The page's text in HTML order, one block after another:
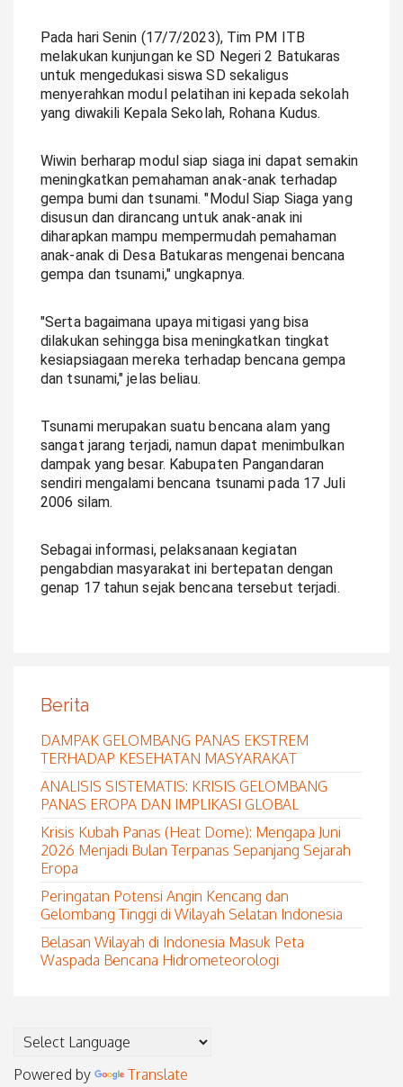
Pada hari Senin (17/7/2023), Tim PM ITB
melakukan kunjungan ke SD Negeri 2 Batukaras
untuk mengedukasi siswa SD sekaligus
menyerahkan modul pelatihan ini kepada sekolah
yang diwakili Kepala Sekolah, Rohana Kudus.
Wiwin berharap modul siap siaga ini dapat semakin
meningkatkan pemahaman anak-anak terhadap
gempa bumi dan tsunami. "Modul Siap Siaga yang
disusun dan dirancang untuk anak-anak ini
diharapkan mampu mempermudah pemahaman
anak-anak di Desa Batukaras mengenai bencana
gempa dan tsunami," ungkapnya.
"Serta bagaimana upaya mitigasi yang bisa
dilakukan sehingga bisa meningkatkan tingkat
kesiapsiagaan mereka terhadap bencana gempa
dan tsunami," jelas beliau.
Tsunami merupakan suatu bencana alam yang
sangat jarang terjadi, namun dapat menimbulkan
dampak yang besar. Kabupaten Pangandaran
sendiri mengalami bencana tsunami pada 17 Juli
2006 silam.
Sebagai informasi, pelaksanaan kegiatan
pengabdian masyarakat ini bertepatan dengan
genap 17 tahun sejak bencana tersebut terjadi.
Berita
DAMPAK GELOMBANG PANAS EKSTREM
TERHADAP KESEHATAN MASYARAKAT
ANALISIS SISTEMATIS: KRISIS GELOMBANG
PANAS EROPA DAN IMPLIKASI GLOBAL
Krisis Kubah Panas (Heat Dome): Mengapa Juni
2026 Menjadi Bulan Terpanas Sepanjang Sejarah
Eropa
Peringatan Potensi Angin Kencang dan
Gelombang Tinggi di Wilayah Selatan Indonesia
Belasan Wilayah di Indonesia Masuk Peta
Waspada Bencana Hidrometeorologi
Powered by Translate